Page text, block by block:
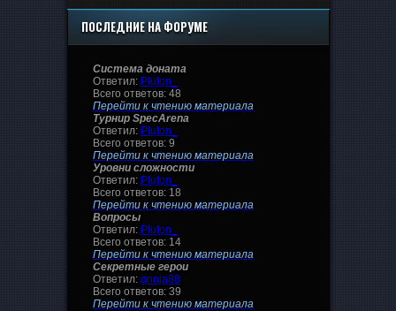
ПОСЛЕДНИЕ НА ФОРУМЕ
Система доната
Ответил: Pluton_
Всего ответов: 48
Перейти к чтению материала
Турнир SpecArena
Ответил: Pluton_
Всего ответов: 9
Перейти к чтению материала
Уровни сложности
Ответил: Pluton_
Всего ответов: 18
Перейти к чтению материала
Вопросы
Ответил: Pluton_
Всего ответов: 14
Перейти к чтению материала
Секретные герои
Ответил: grinja88
Всего ответов: 39
Перейти к чтению материала